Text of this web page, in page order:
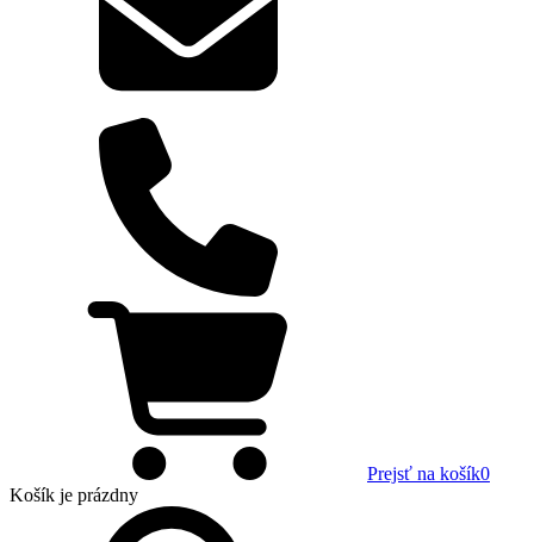
Prejsť na košík0
Košík je prázdny